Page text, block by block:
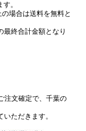
。
場合は送料を無料と
終合計金額となり
注文確定で、千葉の
ただきます。